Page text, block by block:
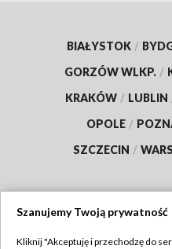
BIAŁYSTOK /
GORZÓW WLKP. /
KRAKÓW / LUBLIN
OPOLE /
SZCZECIN /
Szanujemy Twoją prywatność
Kliknij "Akceptuję i przechodzę do